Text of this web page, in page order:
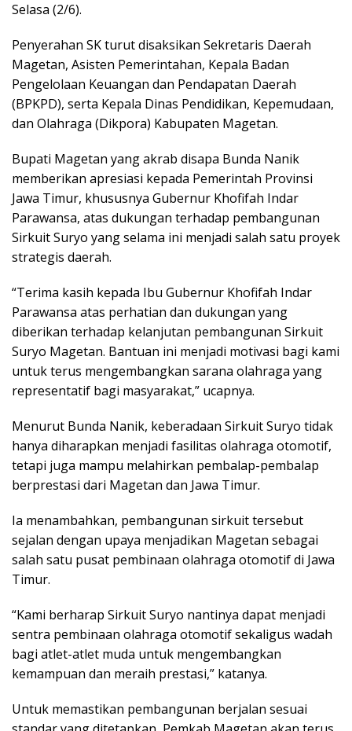
Selasa (2/6).
Penyerahan SK turut disaksikan Sekretaris Daerah
Magetan, Asisten Pemerintahan, Kepala Badan
Pengelolaan Keuangan dan Pendapatan Daerah
(BPKPD), serta Kepala Dinas Pendidikan, Kepemudaan,
dan Olahraga (Dikpora) Kabupaten Magetan.
Bupati Magetan yang akrab disapa Bunda Nanik
memberikan apresiasi kepada Pemerintah Provinsi
Jawa Timur, khususnya Gubernur Khofifah Indar
Parawansa, atas dukungan terhadap pembangunan
Sirkuit Suryo yang selama ini menjadi salah satu proyek
strategis daerah.
“Terima kasih kepada Ibu Gubernur Khofifah Indar
Parawansa atas perhatian dan dukungan yang
diberikan terhadap kelanjutan pembangunan Sirkuit
Suryo Magetan. Bantuan ini menjadi motivasi bagi kami
untuk terus mengembangkan sarana olahraga yang
representatif bagi masyarakat,” ucapnya.
Menurut Bunda Nanik, keberadaan Sirkuit Suryo tidak
hanya diharapkan menjadi fasilitas olahraga otomotif,
tetapi juga mampu melahirkan pembalap-pembalap
berprestasi dari Magetan dan Jawa Timur.
Ia menambahkan, pembangunan sirkuit tersebut
sejalan dengan upaya menjadikan Magetan sebagai
salah satu pusat pembinaan olahraga otomotif di Jawa
Timur.
“Kami berharap Sirkuit Suryo nantinya dapat menjadi
sentra pembinaan olahraga otomotif sekaligus wadah
bagi atlet-atlet muda untuk mengembangkan
kemampuan dan meraih prestasi,” katanya.
Untuk memastikan pembangunan berjalan sesuai